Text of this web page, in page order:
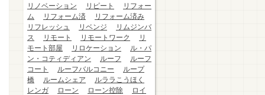
リノベーション
リピート
リフォー
ム
リフォーム済
リフォーム済み
リフレッシュ
リベンジ
リムジンバ
ス
リモート リモートワーク
リ
モート部屋
リロケーション
ル・パ
ン・コティディアン
ルーフ
ルーフ
コート
ルーフバルコニー
ループ
橋
ルームシェア
ルララこうほく
レンガ
ローン ローン控除
ロイ